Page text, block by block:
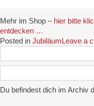
Mehr im Shop – hier bitte
entdecken …
Posted in JubiläumLeave a
nach:
Du befindest dich im Archiv